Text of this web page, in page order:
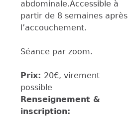
abdominale.Accessible à
partir de 8 semaines après
l’accouchement.
Séance par zoom.
Prix: 20€, virement
possible
Renseignement &
inscription: